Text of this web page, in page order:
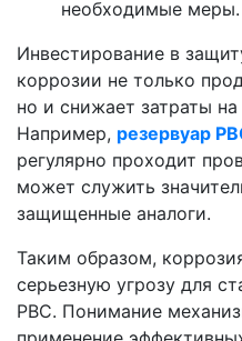
необходимые меры.
Инвестирование в
коррозии не только
но и снижает затраты
Например, резервуар
регулярно проходит
может служить
защищенные аналоги.
Таким образом,
серьезную угрозу для
РВС. Понимание